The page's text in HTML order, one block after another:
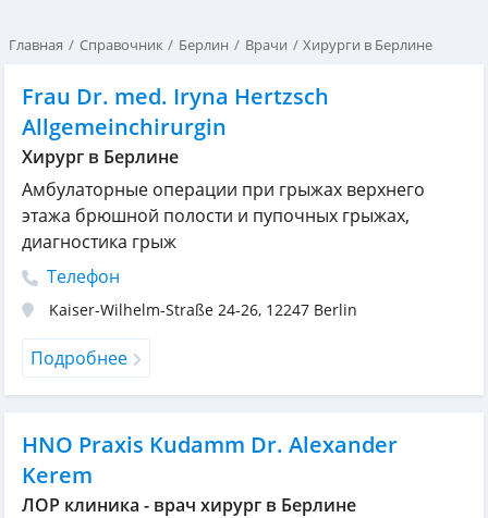
Главная Справочник Берлин Врачи Хирурги в Берлине
Frau Dr. med. Iryna Hertzsch
Allgemeinchirurgin
Хирург в Берлине
Амбулаторные операции при грыжах верхнего
этажа брюшной полости и пупочных грыжах,
диагностика грыж
Телефон
Kaiser-Wilhelm-Straße 24-26, 12247 Berlin
Подробнее
HNO Praxis Kudamm Dr. Alexander
Kerem
ЛОР клиника - врач хирург в Берлине